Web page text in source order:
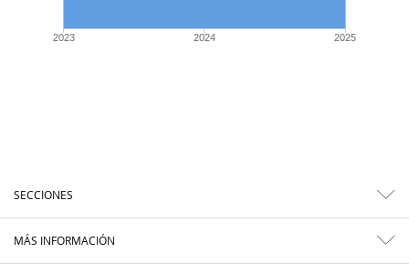
2023 2024 2025
SECCIONES
MÁS INFORMACIÓN